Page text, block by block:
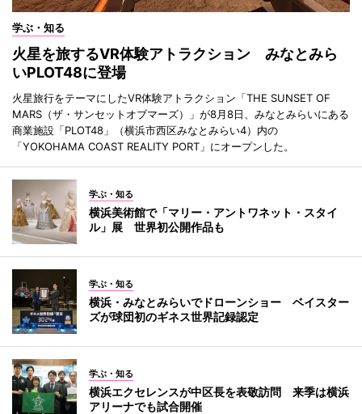
学ぶ・知る
火星を旅するVR体験アトラクション みなとみら
いPLOT48に登場
火星旅行をテーマにしたVR体験アトラクション「THE SUNSET OF
MARS（ザ・サンセットオブマーズ）」が8月8日、みなとみらいにある
商業施設「PLOT48」（横浜市西区みなとみらい4）内の
「YOKOHAMA COAST REALITY PORT」にオープンした。
学ぶ・知る
横浜美術館で「マリー・アントワネット・スタイ
ル」展 世界初公開作品も
学ぶ・知る
横浜・みなとみらいでドローンショー ベイスター
ズが球団初のギネス世界記録認定
学ぶ・知る
横浜エクセレンスが中区長を表敬訪問 来季は横浜
アリーナでも試合開催